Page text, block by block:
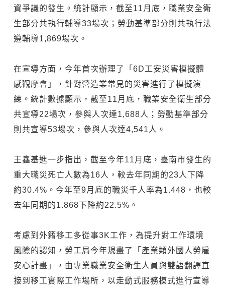
資爭議的發生。統計顯示，截至11月底，職業安全衛
生部分共執行輔導33場次；勞動基準部分則共執行法
遵輔導1,869場次。
在宣導方面，今年首次辦理了「6D工安災害模擬體
感觀摩會」，針對營造業常見的災害進行了模擬演
練。統計數據顯示，截至11月底，職業安全衛生部分
共宣導22場次，參與人次達1,688人；勞動基準部分
則共宣導53場次，參與人次達4,541人。
王鑫基進一步指出，截至今年11月底，臺南市發生的
重大職災死亡人數為16人，較去年同期的23人下降
約30.4%。今年至9月底的職災千人率為1.448，也較
去年同期的1.868下降約22.5%。
考慮到外籍移工多從事3K工作，為提升對工作環境
風險的認知，勞工局今年規畫了「產業類外國人勞雇
安心計畫」，由專業職業安全衛生人員與雙語翻譯直
接到移工實際工作場所，以走動式服務模式進行宣導